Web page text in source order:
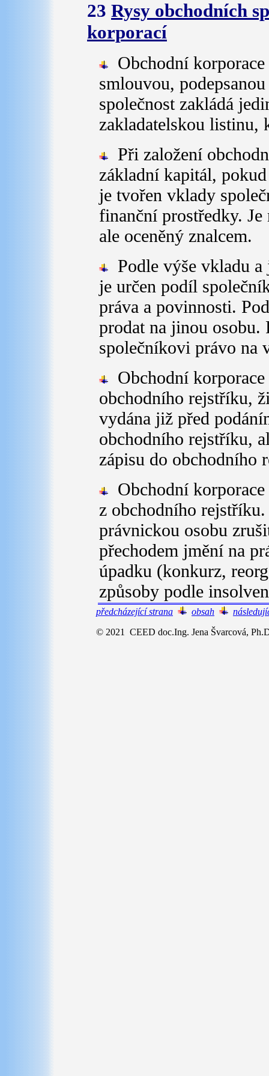
23 Rysy obchodních
korporací
Obchodní
smlouvou,
společnost zakládá
zakladatelskou listinu,
Při založení
základní kapitál,
je tvořen vklady
finanční prostředky.
ale oceněný znalcem.
Podle výše vkladu
je určen podíl
práva a povinnosti.
prodat na jinou osobu.
společníkovi právo na
Obchodní
obchodního rejstříku,
vydána již před
obchodního rejstříku,
zápisu do obchodního
Obchodní
z obchodního
právnickou osobu
přechodem jmění na
úpadku (konkurz,
způsoby podle
předcházející strana obsah
© 2021 CEED doc.Ing. Jena Švarcová,